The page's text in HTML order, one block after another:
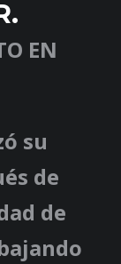
EN
su
de
de